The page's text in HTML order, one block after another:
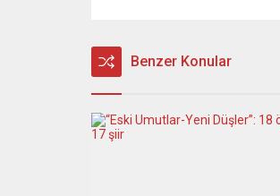
Benzer Konular